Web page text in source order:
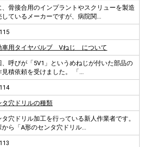
、骨接合用のインプラントやスクリューを製造
しているメーカーですが、病院関...
車用タイヤバルブ Vねじ について
、呼びが「5V1」というめねじが付いた部品の
見積依頼を受けました。 「...
タ穴ドリルの種類
タ穴ドリル加工を行っている新人作業者です。
から「A形のセンタ穴ドリル...